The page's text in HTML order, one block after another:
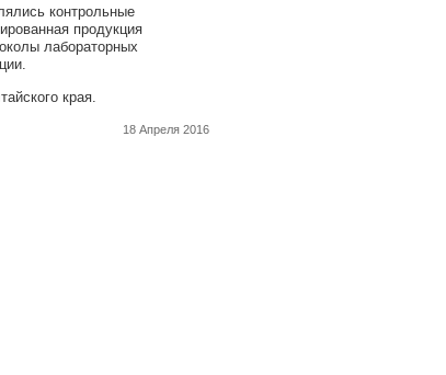
контрольные
продукция
лабораторных
края.
18 Апреля 2016